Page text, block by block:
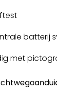
batterij
met